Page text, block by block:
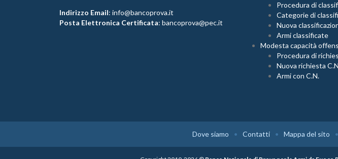
Indirizzo Email: info@bancoprova.it
Posta Elettronica Certificata: bancoprova@pec.it
Procedura di
Categorie di
Nuova
Armi classificate
Modesta capacità
Procedura di
Nuova richiesta
Armi con C.N.
Dove siamo Contatti Mappa del sito